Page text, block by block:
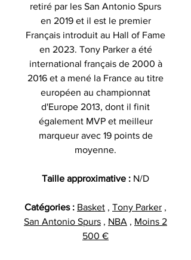
retiré par les San Antonio Spurs
en 2019 et il est le premier
Français introduit au Hall of Fame
en 2023. Tony Parker a été
international français de 2000 à
2016 et a mené la France au titre
européen au championnat
d'Europe 2013, dont il finit
également MVP et meilleur
marqueur avec 19 points de
moyenne.
Taille approximative : N/D
Catégories : Basket , Tony Parker ,
San Antonio Spurs , NBA , Moins 2
500 €